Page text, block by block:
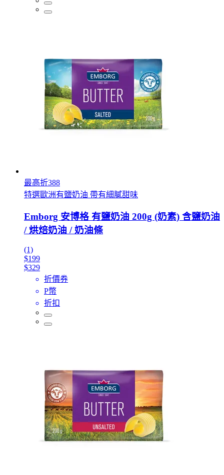
最高折388
特選歐洲有鹽奶油 帶有細膩甜味
Emborg 安博格 有鹽奶油 200g (奶素) 含鹽奶油
/ 烘焙奶油 / 奶油條
(1)
$199
$329
折價券
P幣
折扣